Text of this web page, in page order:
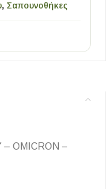
, Σαπουνοθήκες
OMICRON –